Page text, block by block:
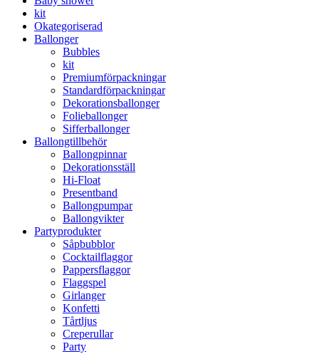
kit
Okategoriserad
Ballonger
Bubbles
kit
Premium­förpackningar
Standard­­förpackningar
Dekorations­ballonger
Folie­­­ballonger
Siffer­­ballonger
Ballong­tillbehör
Ballongpinnar
Dekorationsställ
Hi-Float
Presentband
Ballongpumpar
Ballong­vikter
Party­­produkter
Såpbubblor
Cocktail­flaggor
Pappers­flaggor
Flaggspel
Girlanger
Konfetti
Tårtljus
Creperullar
Party